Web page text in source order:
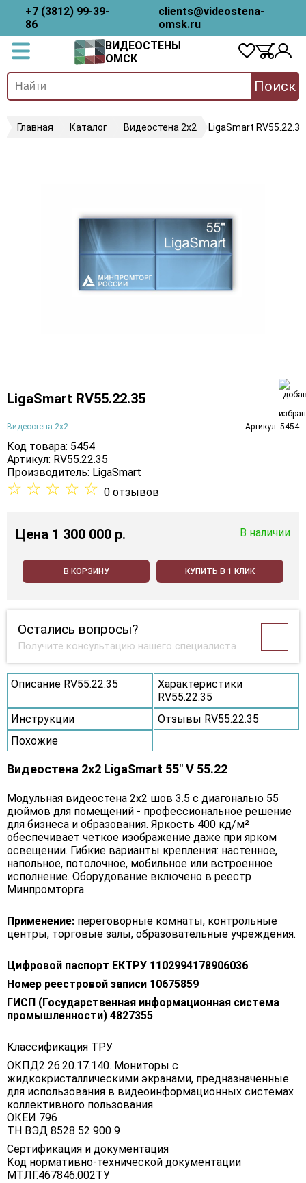
+7 (3812) 99-39-
86
clients@videostena-
omsk.ru
ВИДЕОСТЕНЫ
ОМСК
Поиск
Главная Каталог Видеостена 2x2 LigaSmart RV55.22.35
LigaSmart RV55.22.35
Видеостена 2x2 Артикул: 5454
Код товара: 5454
Артикул: RV55.22.35
Производитель: LigaSmart
☆ ☆ ☆ ☆ ☆ 0 отзывов
Цена 1 300 000 p. В наличии
В КОРЗИНУ КУПИТЬ В 1 КЛИК
Остались вопросы?
Получите консультацию нашего специалиста
Описание RV55.22.35
Характеристики
RV55.22.35
Инструкции
Отзывы RV55.22.35
Похожие
Видеостена 2x2 LigaSmart 55" V 55.22
Модульная видеостена 2x2 шов 3.5 с диагональю 55
дюймов для помещений - профессиональное решение
для бизнеса и образования. Яркость 400 кд/м²
обеспечивает четкое изображение даже при ярком
освещении. Гибкие варианты крепления: настенное,
напольное, потолочное, мобильное или встроенное
исполнение. Оборудование включено в реестр
Минпромторга.
Применение: переговорные комнаты, контрольные
центры, торговые залы, образовательные учреждения.
Цифровой паспорт ЕКТРУ 1102994178906036
Номер реестровой записи 10675859
ГИСП (Государственная информационная система
промышленности) 4827355
Классификация ТРУ
ОКПД2 26.20.17.140. Мониторы с
жидкокристаллическими экранами, предназначенные
для использования в видеоинформационных системах
коллективного пользования.
ОКЕИ 796
ТН ВЭД 8528 52 900 9
Сертификация и документация
Код нормативно-технической документации
МТЛГ.467846.002ТУ